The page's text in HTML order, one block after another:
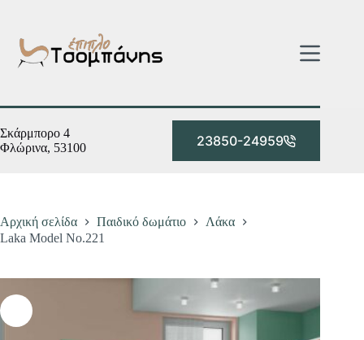
περιεχόμενο
Σκάρμπορο 4
Φλώρινα, 53100
23850-24959
Αρχική σελίδα Παιδικό δωμάτιο
Λάκα
Laka Model No.221